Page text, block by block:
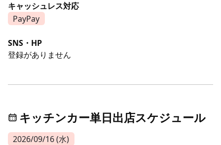
キャッシュレス対応
PayPay
SNS・HP
登録がありません
キッチンカー単日出店スケジュール
2026/09/16 (水)